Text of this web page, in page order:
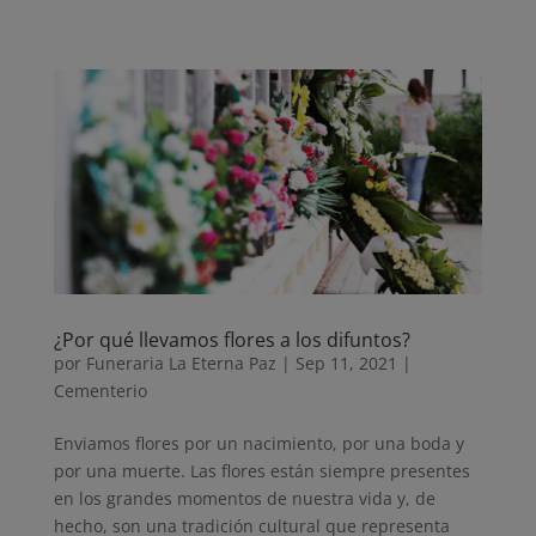
¿Por qué llevamos flores a los difuntos?
por Funeraria La Eterna Paz | Sep 11, 2021 |
Cementerio
Enviamos flores por un nacimiento, por una boda y
por una muerte. Las flores están siempre presentes
en los grandes momentos de nuestra vida y, de
hecho, son una tradición cultural que representa